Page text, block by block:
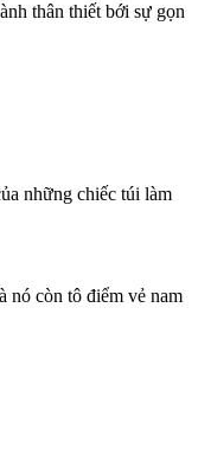
thân thiết bới sự gọn
những chiếc túi làm
nó còn tô điểm vẻ nam